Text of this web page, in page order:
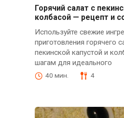
Горячий салат с
колбасой — рецепт и
Используйте свежие
приготовления горячего
пекинской капустой и
шагам для идеального
40 мин. 4